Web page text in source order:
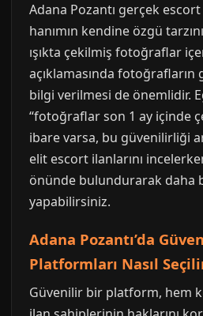
Adana Pozantı gerçek
hanımın kendine özgü
ışıkta çekilmiş fotoğraflar
açıklamasında fotoğrafların
bilgi verilmesi de önemlidir.
“fotoğraflar son 1 ay içinde
ibare varsa, bu güvenilirliği
elit escort ilanlarını
önünde bulundurarak daha
yapabilirsiniz.
Adana Pozantı’da
Platformları Nasıl
Güvenilir bir platform, hem